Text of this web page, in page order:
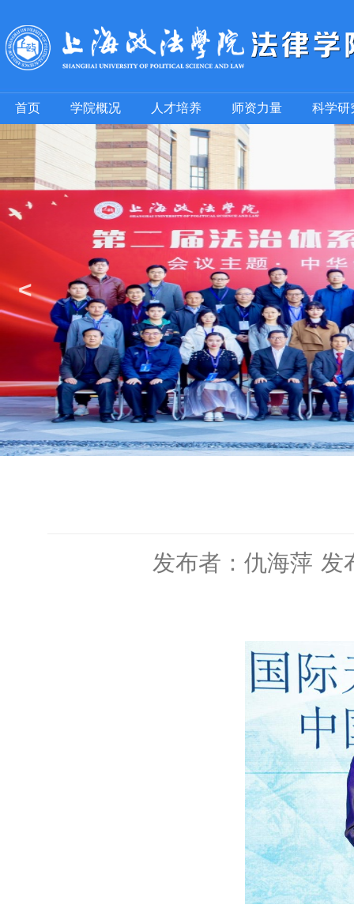
首页 学院概况 人才培养 师资力量 科学研
<
发布者：仇海萍 发